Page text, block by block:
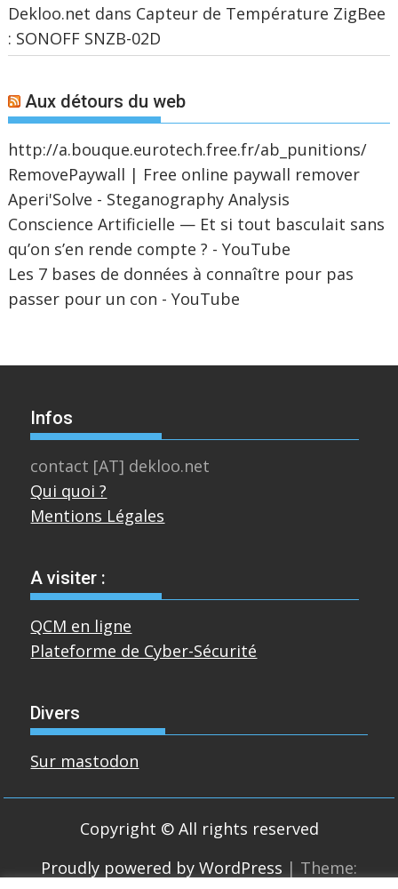
Dekloo.net dans Capteur de Température ZigBee
: SONOFF SNZB-02D
Aux détours du web
http://a.bouque.eurotech.free.fr/ab_punitions/
RemovePaywall | Free online paywall remover
Aperi'Solve - Steganography Analysis
Conscience Artificielle — Et si tout basculait sans
qu’on s’en rende compte ? - YouTube
Les 7 bases de données à connaître pour pas
passer pour un con - YouTube
Infos
contact [AT] dekloo.net
Qui quoi ?
Mentions Légales
A visiter :
QCM en ligne
Plateforme de Cyber-Sécurité
Divers
Sur mastodon
Copyright © All rights reserved
Proudly powered by WordPress | Theme: